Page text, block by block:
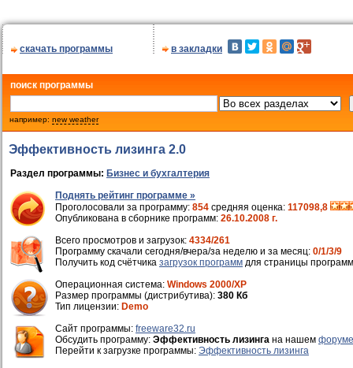
скачать программы в закладки
поиск программы
например: new weather
Эффективность лизинга 2.0
Раздел программы: Бизнес и бухгалтерия
Поднять рейтинг программе »
Проголосовали за программу: 854 средняя оценка: 117098,8
Опубликована в сборнике программ: 26.10.2008 г.
Всего просмотров и загрузок: 4334/261
Программу скачали сегодня/вчера/за неделю и за месяц: 0/1/3/9
Получить код счётчика загрузок программ для страницы
Операционная система: Windows 2000/XP
Размер программы (дистрибутива): 380 Кб
Тип лицензии: Demo
Cайт программы: freeware32.ru
Обсудить программу: Эффективность лизинга на нашем
Перейти к загрузке программы: Эффективность лизинга